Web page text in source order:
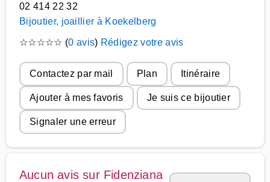
02 414 22 32
Bijoutier, joaillier à Koekelberg
☆☆☆☆☆ (0 avis) Rédigez votre avis
Contactez par mail Plan Itinéraire
Ajouter à mes favoris Je suis ce bijoutier
Signaler une erreur
Aucun avis sur Fidenziana